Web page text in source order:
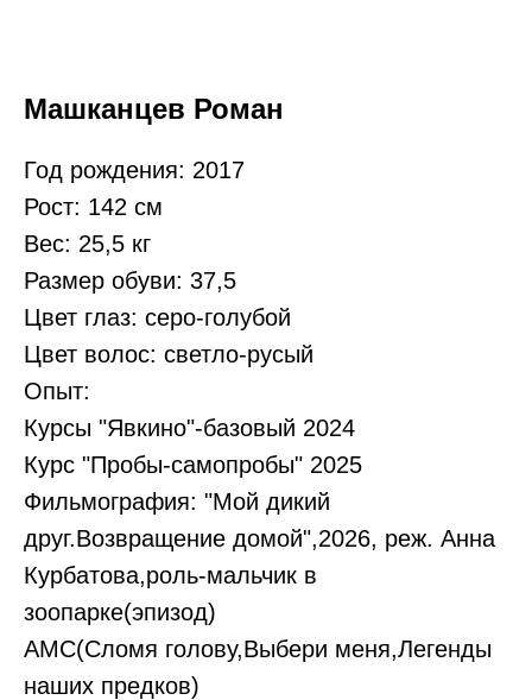
Машканцев Роман
Год рождения: 2017
Рост: 142 см
Вес: 25,5 кг
Размер обуви: 37,5
Цвет глаз: серо-голубой
Цвет волос: светло-русый
Опыт:
Курсы "Явкино"-базовый 2024
Курс "Пробы-самопробы" 2025
Фильмография: "Мой дикий
друг.Возвращение домой",2026, реж. Анна
Курбатова,роль-мальчик в
зоопарке(эпизод)
АМС(Сломя голову,Выбери меня,Легенды
наших предков)